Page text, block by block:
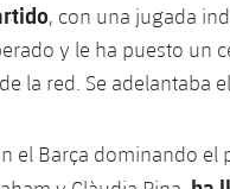
, con una jugada
y le ha puesto un
la red. Se adelantaba
el Barça dominando